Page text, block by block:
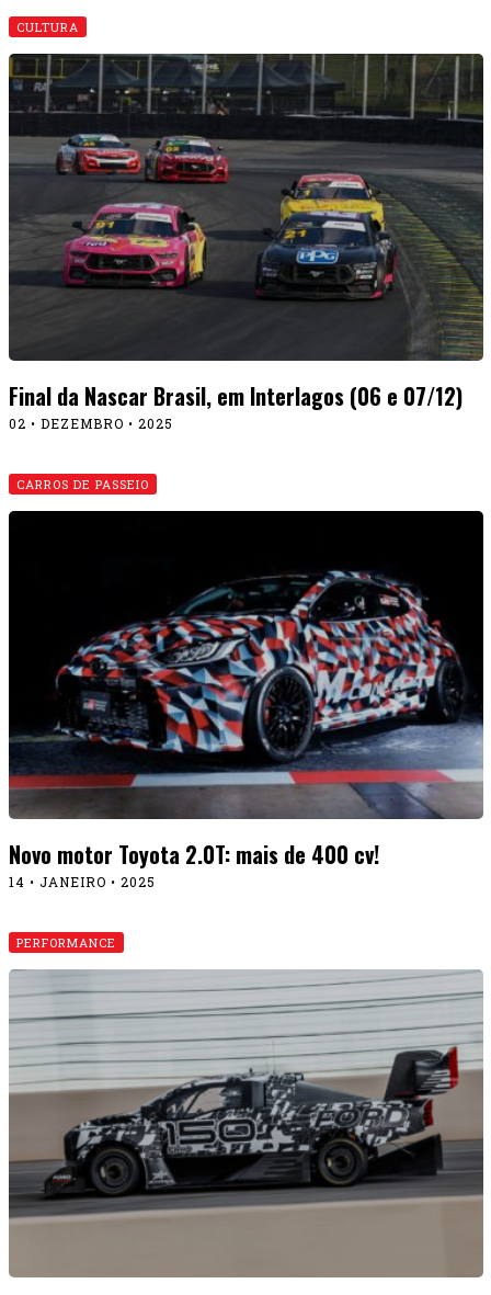
CULTURA
Final da Nascar Brasil, em Interlagos (06 e 07/12)
02 • DEZEMBRO • 2025
CARROS DE PASSEIO
Novo motor Toyota 2.0T: mais de 400 cv!
14 • JANEIRO • 2025
PERFORMANCE